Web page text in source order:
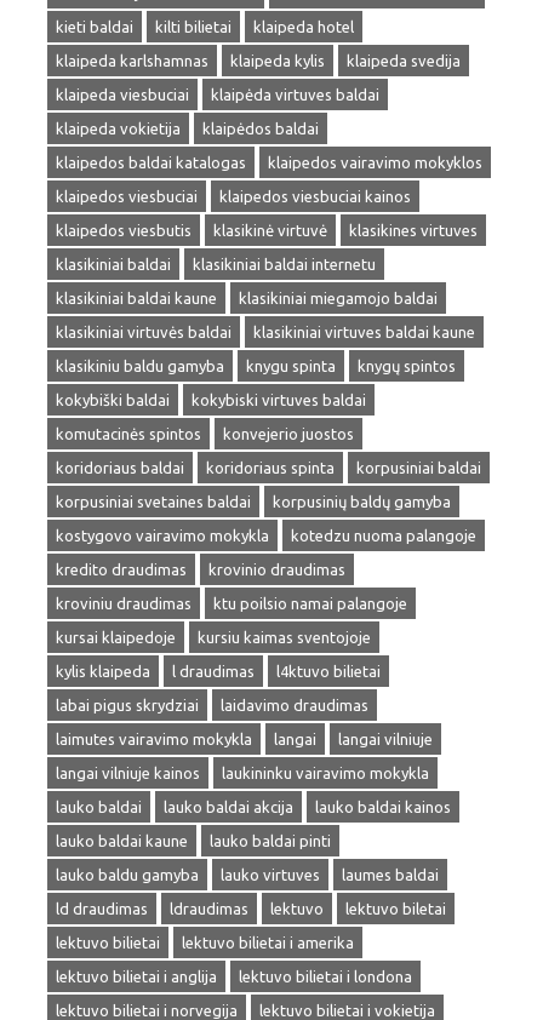
kieti baldai
kilti bilietai
klaipeda hotel
klaipeda karlshamnas
klaipeda kylis
klaipeda svedija
klaipeda viesbuciai
klaipėda virtuves baldai
klaipeda vokietija
klaipėdos baldai
klaipedos baldai katalogas
klaipedos vairavimo mokyklos
klaipedos viesbuciai
klaipedos viesbuciai kainos
klaipedos viesbutis
klasikinė virtuvė
klasikines virtuves
klasikiniai baldai
klasikiniai baldai internetu
klasikiniai baldai kaune
klasikiniai miegamojo baldai
klasikiniai virtuvės baldai
klasikiniai virtuves baldai kaune
klasikiniu baldu gamyba
knygu spinta
knygų spintos
kokybiški baldai
kokybiski virtuves baldai
komutacinės spintos
konvejerio juostos
koridoriaus baldai
koridoriaus spinta
korpusiniai baldai
korpusiniai svetaines baldai
korpusinių baldų gamyba
kostygovo vairavimo mokykla
kotedzu nuoma palangoje
kredito draudimas
krovinio draudimas
kroviniu draudimas
ktu poilsio namai palangoje
kursai klaipedoje
kursiu kaimas sventojoje
kylis klaipeda
l draudimas
l4ktuvo bilietai
labai pigus skrydziai
laidavimo draudimas
laimutes vairavimo mokykla
langai
langai vilniuje
langai vilniuje kainos
laukininku vairavimo mokykla
lauko baldai
lauko baldai akcija
lauko baldai kainos
lauko baldai kaune
lauko baldai pinti
lauko baldu gamyba
lauko virtuves
laumes baldai
ld draudimas
ldraudimas lektuvo
lektuvo biletai
lektuvo bilietai
lektuvo bilietai i amerika
lektuvo bilietai i anglija
lektuvo bilietai i londona
lektuvo bilietai i norvegija
lektuvo bilietai i vokietija